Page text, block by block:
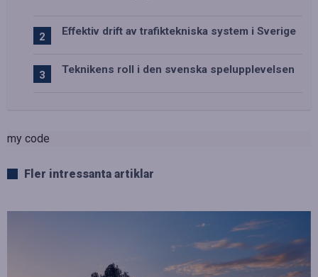
Effektiv drift av trafiktekniska system i Sverige
Teknikens roll i den svenska spelupplevelsen
my code
Fler intressanta artiklar